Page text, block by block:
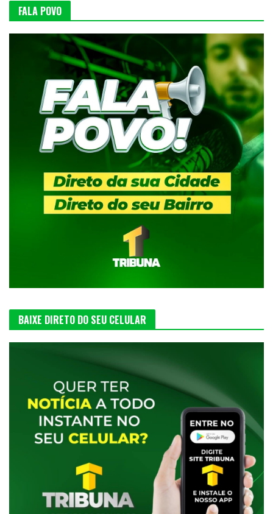
FALA POVO
BAIXE DIRETO DO SEU CELULAR